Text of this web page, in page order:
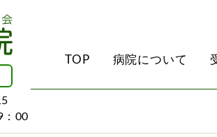
：00
TOP 病院について
受診される方へ
診療科・部門のご紹介
地域医療連携について
介護サービス